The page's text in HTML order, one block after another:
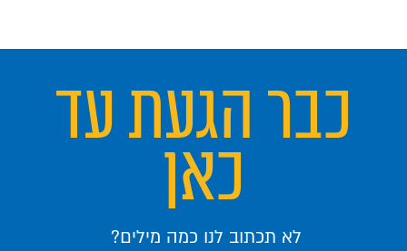
כבר הגעת עד
כאן
לא תכתוב לנו כמה מילים?